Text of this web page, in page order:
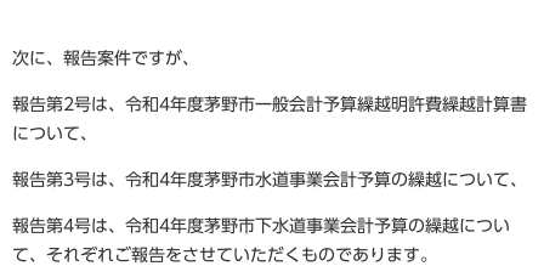
次に、報告案件ですが、
報告第2号は、令和4年度茅野市一般会計予算繰越明許費繰越計算書
について、
報告第3号は、令和4年度茅野市水道事業会計予算の繰越について、
報告第4号は、令和4年度茅野市下水道事業会計予算の繰越につい
て、それぞれご報告をさせていただくものであります。